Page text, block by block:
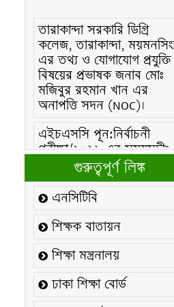
কলেজ, তারাকান্দা, ময়মনসিংহ
এর তথ্য ও যোগাযোগ প্রযুক্তি
বিষয়ের প্রভাষক জনাব মোঃ
মজিবুর রহমান খান এর
অনাপত্তি সদন (NOC)।
এইচএসসি পূন:নির্বাচনী
পরীক্ষা/২০২৬ এর সময়সূচীঃ
এইচএসসি (বিএমটি) ফরম
পূরণ/২০২৬ বিজ্ঞপ্তিঃ
এইচএসসি ফরম/২০২৬ পূরণ
বিজ্ঞপ্তিঃ
২১ ফেব্রুয়ারি/২০২৬ ইং
তারিখে “শহিদ দিবস ও
আন্তর্জাতিক মাতৃভাষা
দিবস-২০২৬ উদযাপন
গুরুত্বপূর্ণ লিঙ্ক
এনসিটিবি
শিক্ষক বাতায়ন
শিক্ষা মন্ত্রনালয়
ঢাকা শিক্ষা বোর্ড